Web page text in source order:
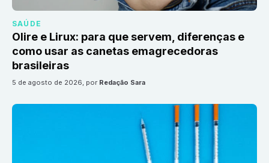
SAÚDE
Olire e Lirux: para que servem, diferenças e
como usar as canetas emagrecedoras
brasileiras
5 de agosto de 2026, por Redação Sara